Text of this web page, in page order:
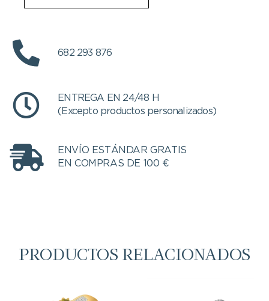
682 293 876
ENTREGA EN 24/48 H
(Excepto productos personalizados)
ENVÍO ESTÁNDAR GRATIS
EN COMPRAS DE 100 €
PRODUCTOS RELACIONADOS